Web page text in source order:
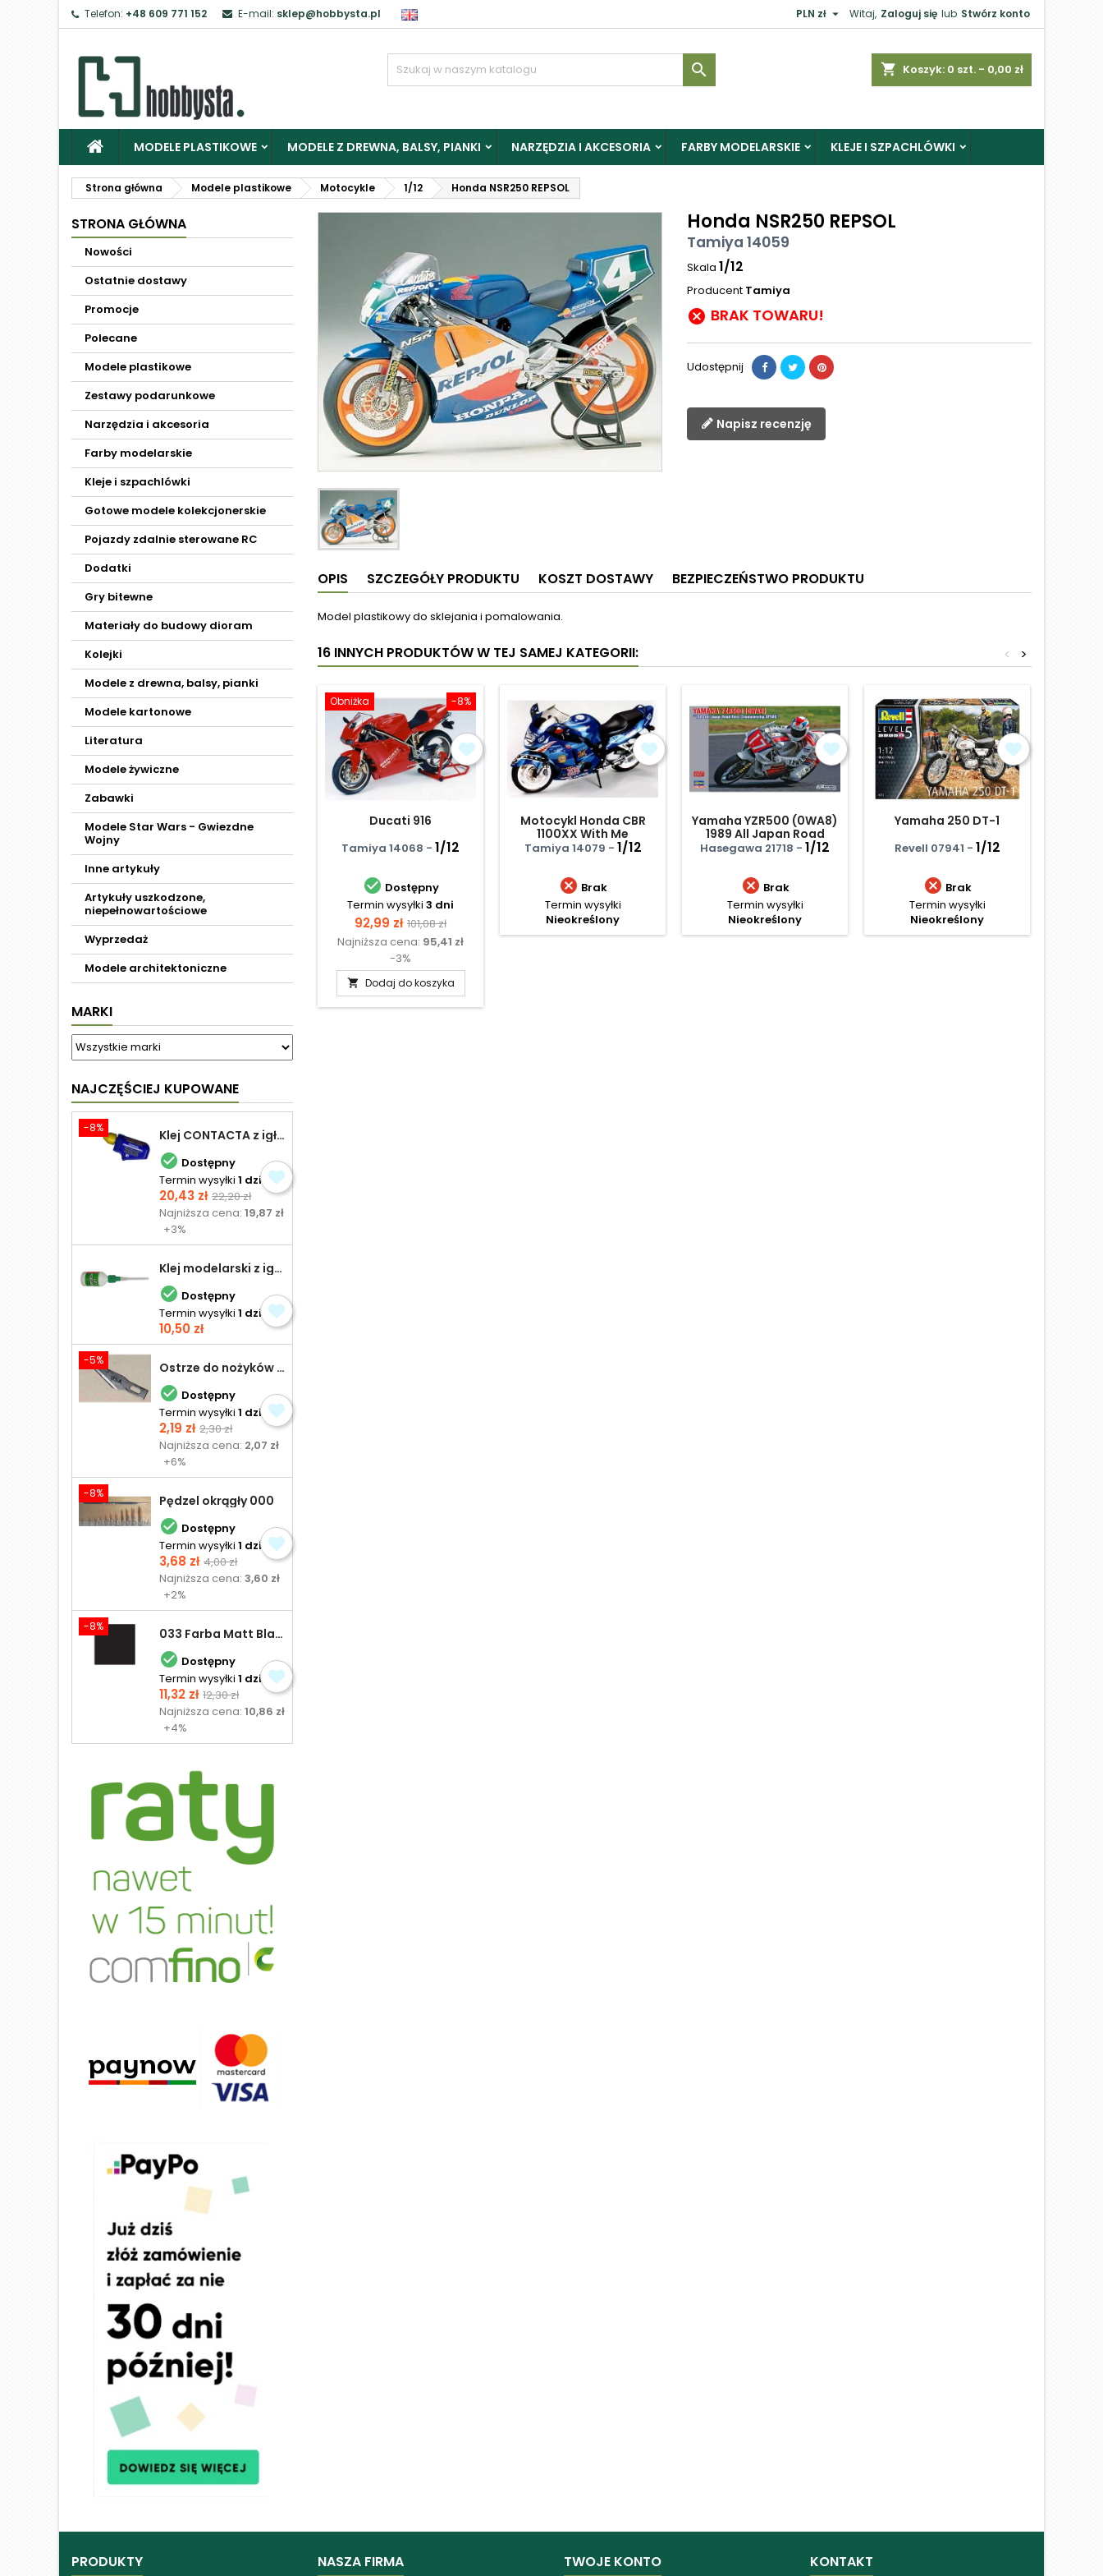
Telefon: +48 609 771 152 E-mail: sklep@hobbysta.pl Witaj, Zaloguj się lub Stwórz konto
PLN zł 
shopping_cart Koszyk: 0 szt. - 0,00 zł

MODELE PLASTIKOWE MODELE Z DREWNA, BALSY, PIANKI NARZĘDZIA I AKCESORIA FARBY MODELARSKIE KLEJE I SZPACHLÓWKI
Strona główna Modele plastikowe Motocykle 1/12 Honda NSR250 REPSOL
STRONA GŁÓWNA
Nowości
Ostatnie dostawy
Promocje
Polecane
Modele plastikowe
Zestawy podarunkowe
Narzędzia i akcesoria
Farby modelarskie
Kleje i szpachlówki
Gotowe modele kolekcjonerskie
Pojazdy zdalnie sterowane RC
Dodatki
Gry bitewne
Materiały do budowy dioram
Kolejki
Modele z drewna, balsy, pianki
Modele kartonowe
Literatura
Modele żywiczne
Zabawki
Modele Star Wars - Gwiezdne
Wojny
Inne artykuły
Artykuły uszkodzone,
niepełnowartościowe
Wyprzedaż
Modele architektoniczne
MARKI
NAJCZĘŚCIEJ KUPOWANE
-8% Klej CONTACTA z igłą do plastiku 25,0 g
 Dostępny
Termin wysyłki 1 dzień
Cena
20,43 zł Cena
podstawowa
22,20 zł
Najniższa cena:19,87 zł
+3%
Klej modelarski z igłą 30 ml
 Dostępny
Termin wysyłki 1 dzień
Cena
10,50 zł
-5% Ostrze do nożyków Excel
 Dostępny
Termin wysyłki 1 dzień
Cena
2,19 zł Cena
podstawowa
2,30 zł
Najniższa cena: 2,07 zł
+6%
-8% Pędzel okrągły 000
 Dostępny
Termin wysyłki 1 dzień
Cena
3,68 zł Cena
podstawowa
4,00 zł
Najniższa cena:3,60 zł
+2%
-8% 033 Farba Matt Black - olejna
 Dostępny
Termin wysyłki 1 dzień
Cena
11,32 zł Cena
podstawowa
12,30 zł
Najniższa cena:10,86 zł
+4%
Honda NSR250 REPSOL
Tamiya 14059
Skala 1/12
Producent Tamiya
 BRAK TOWARU!
Udostępnij
Napisz recenzję
OPIS SZCZEGÓŁY PRODUKTU KOSZT DOSTAWY BEZPIECZEŃSTWO PRODUKTU
Model plastikowy do sklejania i pomalowania.
16 INNYCH PRODUKTÓW W TEJ SAMEJ KATEGORII: >
<
-8%
Obniżka
Ducati 916
Tamiya 14068 - 1/12
 Dostępny
Termin wysyłki 3 dni
Cena
92,99 zł Cena
podstawowa
101,08 zł
Najniższa cena: 95,41 zł
-3%
 Dodaj do koszyka
Motocykl Honda CBR
1100XX With Me
Tamiya 14079 - 1/12
 Brak
Termin wysyłki
Nieokreślony
Yamaha YZR500 (0WA8)
1989 All Japan Road
Race Championship
Hasegawa 21718 - 1/12
 Brak
Termin wysyłki
Nieokreślony
Yamaha 250 DT-1
Revell 07941 - 1/12
 Brak
Termin wysyłki
Nieokreślony
PRODUKTY NASZA FIRMA TWOJE KONTO KONTAKT